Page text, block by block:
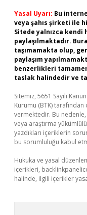
Yasal Uyarı: Bu
veya şahıs şirketi ile
Sitede yalnızca kendi
paylaşılmaktadır.
taşımamakta olup,
paylaşım
benzerlikleri
taslak halindedir ve
Sitemiz, 5651 Sayılı
Kurumu (BTK) tarafından
vermektedir. Bu
veya araştırma
yazdıkları içeriklerin
bu sorumluluğu kabul
Hukuka ve yasal
içerikleri,
halinde, ilgili içerikler